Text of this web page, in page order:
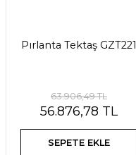
Pırlanta Tektaş GZT221
63.906,49 TL
56.876,78 TL
SEPETE EKLE